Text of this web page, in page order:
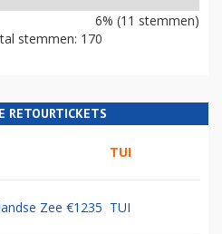
6% (11 stemmen)
stemmen: 170
RETOURTICKETS
TUI
Zee €1235 TUI